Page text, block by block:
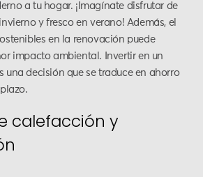
a tu hogar. ¡Imagínate disfrutar de
y fresco en verano! Además, el
en la renovación puede
impacto ambiental. Invertir en un
una decisión que se traduce en ahorro
calefacción y